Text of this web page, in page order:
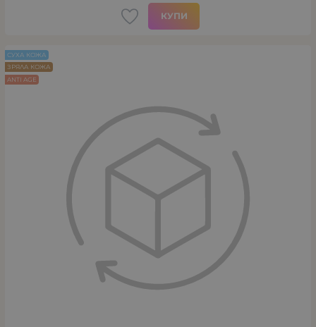
КУПИ
СУХА КОЖА
ЗРЯЛА КОЖА
ANTI AGE